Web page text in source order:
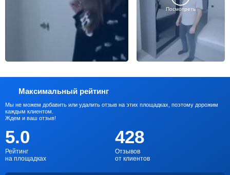
Посмотреть
Максимальный рейтинг
Мы не можем добавить или удалить отзыв на этих площадках, поэтому дорожим
каждым клиентом.
Ждем и ваш отзыв!
5.0
Рейтинг
на площадках
428
Отзывов
от клиентов